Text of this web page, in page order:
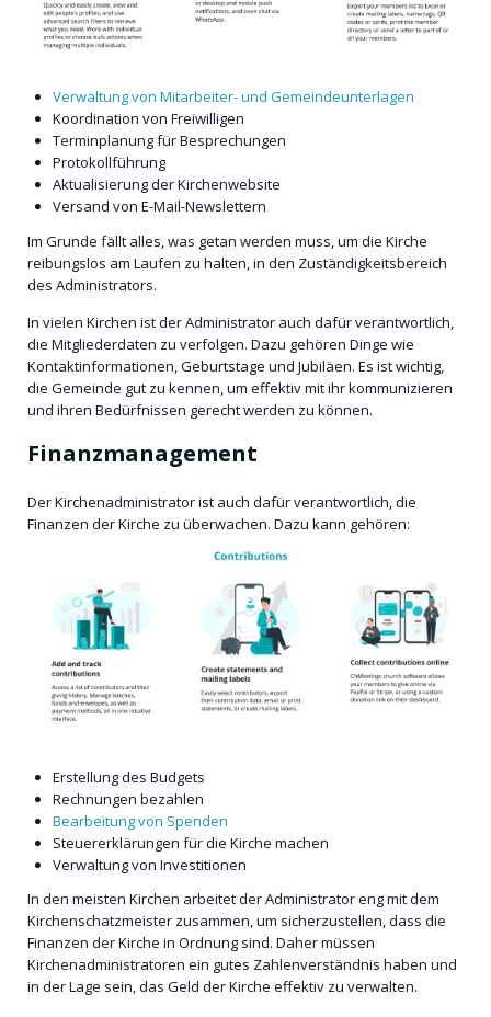
Verwaltung von Mitarbeiter- und Gemeindeunterlagen
Koordination von Freiwilligen
Terminplanung für Besprechungen
Protokollführung
Aktualisierung der Kirchenwebsite
Versand von E-Mail-Newslettern
Im Grunde fällt alles, was getan werden muss, um die Kirche
reibungslos am Laufen zu halten, in den Zuständigkeitsbereich
des Administrators.
In vielen Kirchen ist der Administrator auch dafür verantwortlich,
die Mitgliederdaten zu verfolgen. Dazu gehören Dinge wie
Kontaktinformationen, Geburtstage und Jubiläen. Es ist wichtig,
die Gemeinde gut zu kennen, um effektiv mit ihr kommunizieren
und ihren Bedürfnissen gerecht werden zu können.
Finanzmanagement
Der Kirchenadministrator ist auch dafür verantwortlich, die
Finanzen der Kirche zu überwachen. Dazu kann gehören:
Erstellung des Budgets
Rechnungen bezahlen
Bearbeitung von Spenden
Steuererklärungen für die Kirche machen
Verwaltung von Investitionen
In den meisten Kirchen arbeitet der Administrator eng mit dem
Kirchenschatzmeister zusammen, um sicherzustellen, dass die
Finanzen der Kirche in Ordnung sind. Daher müssen
Kirchenadministratoren ein gutes Zahlenverständnis haben und
in der Lage sein, das Geld der Kirche effektiv zu verwalten.